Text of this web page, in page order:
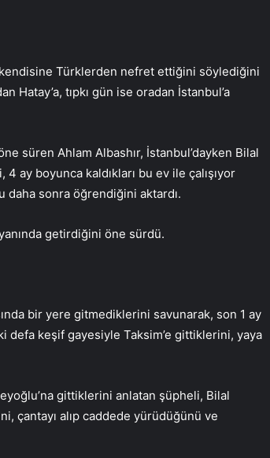
Türklerden nefret ettiğini söylediğini
Hatay’a, tıpkı gün ise oradan İstanbul’a
süren Ahlam Albashır, İstanbul’dayken Bilal
ay boyunca kaldıkları bu ev ile çalışıyor
sonra öğrendiğini aktardı.
getirdiğini öne sürdü.
bir yere gitmediklerini savunarak, son 1 ay
defa keşif gayesiyle Taksim’e gittiklerini, yaya
gittiklerini anlatan şüpheli, Bilal
çantayı alıp caddede yürüdüğünü ve